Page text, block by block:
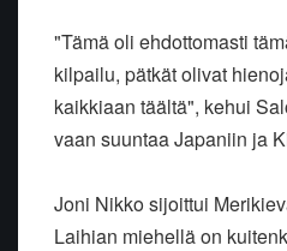
"Tämä oli ehdottomasti
kilpailu, pätkät olivat
kaikkiaan täältä", kehui
vaan suuntaa Japaniin ja
Joni Nikko sijoittui
Laihian miehellä on